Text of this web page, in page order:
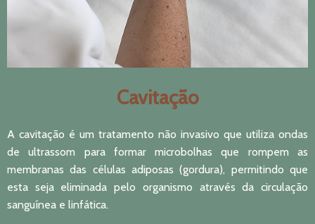
Cavitação
A cavitação é um tratamento não invasivo que utiliza ondas
de ultrassom para formar microbolhas que rompem as
membranas das células adiposas (gordura), permitindo que
esta seja eliminada pelo organismo através da circulação
sanguínea e linfática.